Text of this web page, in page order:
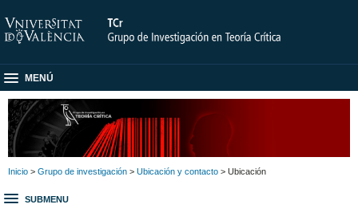
MENÚ
Inicio > Grupo de investigación > Ubicación y contacto > Ubicación
SUBMENU